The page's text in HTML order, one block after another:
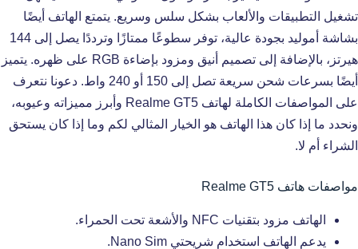
تشغيل التطبيقات والألعاب بشكل سلس وسريع. يتمتع الهاتف أيضًا
بشاشة أموليد بجودة عالية، توفر سطوعًا ممتازًا وترددًا يصل إلى 144
هيرتز، بالإضافة إلى تصميم أنيق ومزود بإضاءة RGB على ظهره. يتميز
أيضًا بسرعات شحن سريعة تصل إلى 150 أو 240 واط. دعونا نتعرف
على المواصفات الكاملة لهاتف Realme GT5 وأبرز مميزاته وعيوبه،
ونحدد ما إذا كان هذا الهاتف هو الخيار المثالي لكم وما إذا كان يستحق
الشراء أم لا.
مواصفات هاتف Realme GT5
الهاتف مزود بتقنيات NFC والأشعة تحت الحمراء.
يدعم الهاتف استخدام شريحتي Nano Sim.